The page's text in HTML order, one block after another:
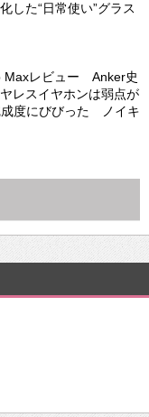
した“日常使い”グラス
Maxレビュー Anker史
レスイヤホンは弱点が
成度にびびった ノイキ